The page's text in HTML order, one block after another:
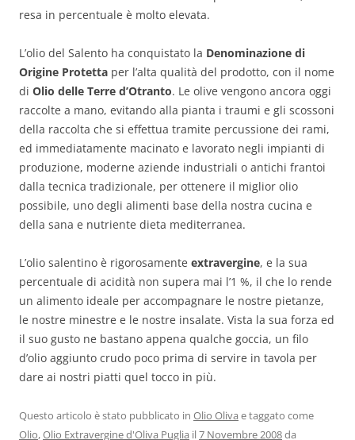
resa in percentuale è molto elevata.
L’olio del Salento ha conquistato la Denominazione di
Origine Protetta per l’alta qualità del prodotto, con il nome
di Olio delle Terre d’Otranto. Le olive vengono ancora oggi
raccolte a mano, evitando alla pianta i traumi e gli scossoni
della raccolta che si effettua tramite percussione dei rami,
ed immediatamente macinato e lavorato negli impianti di
produzione, moderne aziende industriali o antichi frantoi
dalla tecnica tradizionale, per ottenere il miglior olio
possibile, uno degli alimenti base della nostra cucina e
della sana e nutriente dieta mediterranea.
L’olio salentino è rigorosamente extravergine, e la sua
percentuale di acidità non supera mai l’1 %, il che lo rende
un alimento ideale per accompagnare le nostre pietanze,
le nostre minestre e le nostre insalate. Vista la sua forza ed
il suo gusto ne bastano appena qualche goccia, un filo
d’olio aggiunto crudo poco prima di servire in tavola per
dare ai nostri piatti quel tocco in più.
Questo articolo è stato pubblicato in Olio Oliva e taggato come
Olio,Olio Extravergine d'Oliva Puglia il7 Novembre 2008da